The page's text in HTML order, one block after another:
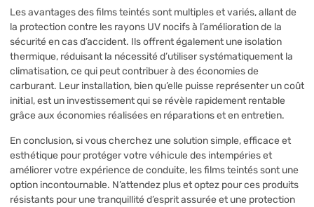
Les avantages des films teintés sont multiples et variés, allant de
la protection contre les rayons UV nocifs à l’amélioration de la
sécurité en cas d’accident. Ils offrent également une isolation
thermique, réduisant la nécessité d’utiliser systématiquement la
climatisation, ce qui peut contribuer à des économies de
carburant. Leur installation, bien qu’elle puisse représenter un coût
initial, est un investissement qui se révèle rapidement rentable
grâce aux économies réalisées en réparations et en entretien.
En conclusion, si vous cherchez une solution simple, efficace et
esthétique pour protéger votre véhicule des intempéries et
améliorer votre expérience de conduite, les films teintés sont une
option incontournable. N’attendez plus et optez pour ces produits
résistants pour une tranquillité d’esprit assurée et une protection